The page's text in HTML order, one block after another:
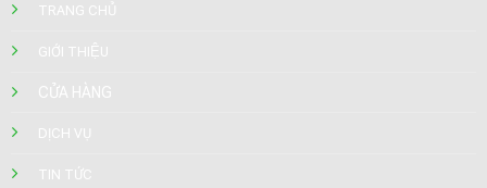
TRANG CHỦ
GIỚI THIỆU
CỬA HÀNG
DỊCH VỤ
TIN TỨC